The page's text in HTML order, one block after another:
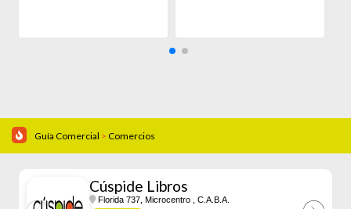
Guía Comercial > Comercios
Cúspide Libros
Florida 737, Microcentro , C.A.B.A.